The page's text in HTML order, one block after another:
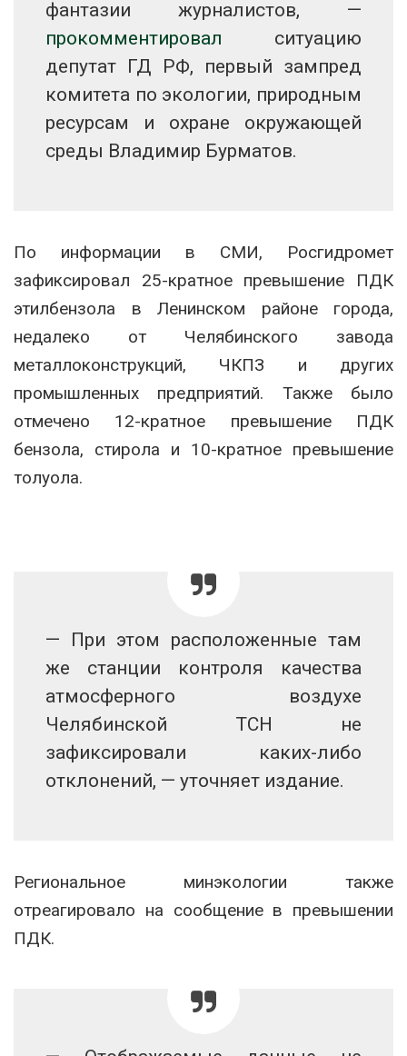
фантазии журналистов, —
прокомментировал ситуацию
депутат ГД РФ, первый зампред
комитета по экологии, природным
ресурсам и охране окружающей
среды Владимир Бурматов.
По информации в СМИ, Росгидромет
зафиксировал 25-кратное превышение ПДК
этилбензола в Ленинском районе города,
недалеко от Челябинского завода
металлоконструкций, ЧКПЗ и других
промышленных предприятий. Также было
отмечено 12-кратное превышение ПДК
бензола, стирола и 10-кратное превышение
толуола.
— При этом расположенные там
же станции контроля качества
атмосферного воздухе
Челябинской ТСН не
зафиксировали каких-либо
отклонений, — уточняет издание.
Региональное минэкологии также
отреагировало на сообщение в превышении
ПДК.